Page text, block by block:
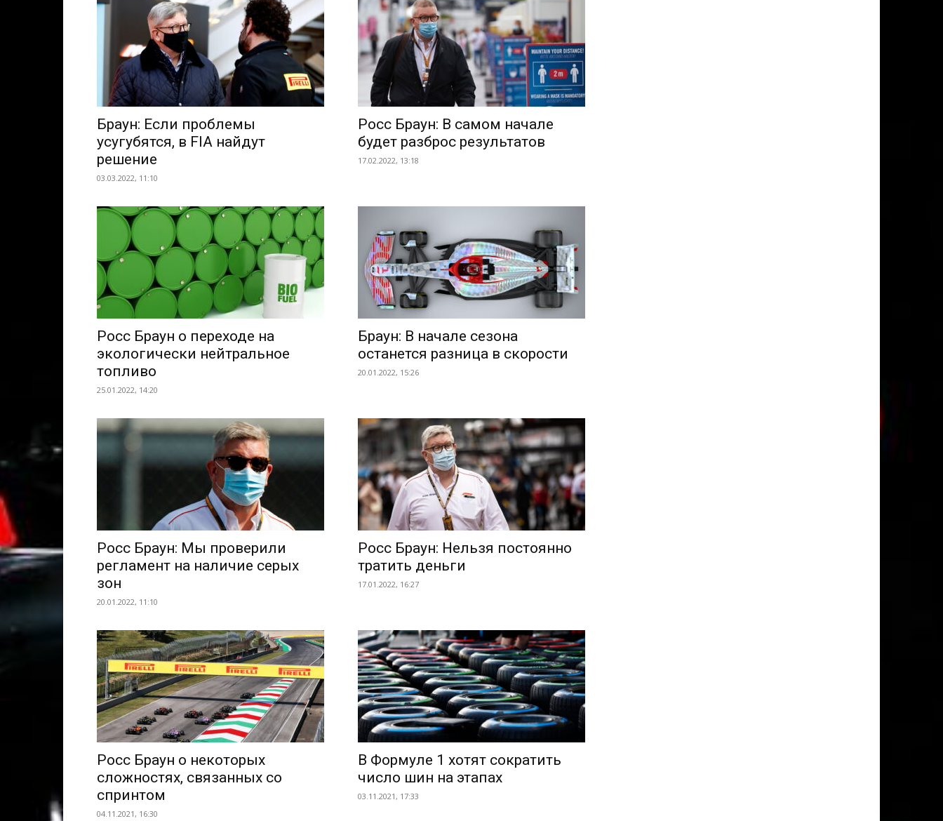
Браун: Если проблемы
усугубятся, в FIA найдут
решение
03.03.2022, 11:10
Росс Браун: В самом начале
будет разброс результатов
17.02.2022, 13:18
Росс Браун о переходе на
экологически нейтральное
топливо
25.01.2022, 14:20
Браун: В начале сезона
останется разница в скорости
20.01.2022, 15:26
Росс Браун: Мы проверили
регламент на наличие серых
зон
20.01.2022, 11:10
Росс Браун: Нельзя постоянно
тратить деньги
17.01.2022, 16:27
Росс Браун о некоторых
сложностях, связанных со
спринтом
04.11.2021, 16:30
В Формуле 1 хотят сократить
число шин на этапах
03.11.2021, 17:33